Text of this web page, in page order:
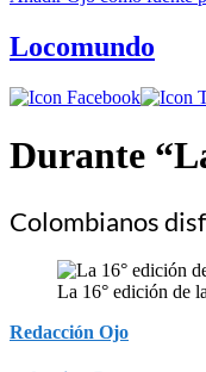
Locomundo
Durante
Colombianos
La 16° edición de
Redacción Ojo